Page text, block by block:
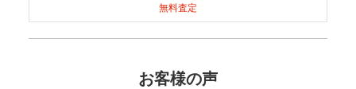
無料査定
お客様の声